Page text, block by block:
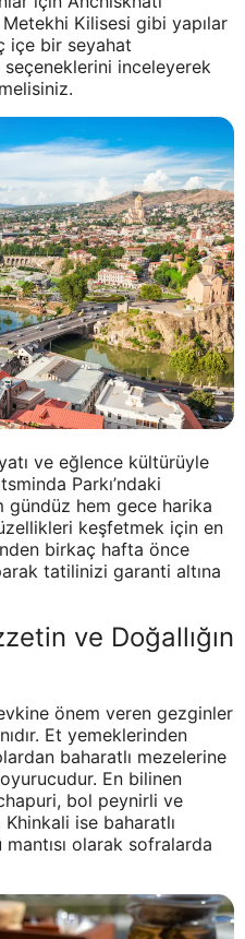
Kilisesi gibi yapılar
içe bir seyahat
seçeneklerini inceleyerek
ve eğlence kültürüyle
Parkı’ndaki
gündüz hem gece harika
keşfetmek için en
birkaç hafta önce
tatilinizi garanti altına
ve Doğallığın
önem veren gezginler
Et yemeklerinden
baharatlı mezelerine
En bilinen
bol peynirli ve
ise baharatlı
olarak sofralarda